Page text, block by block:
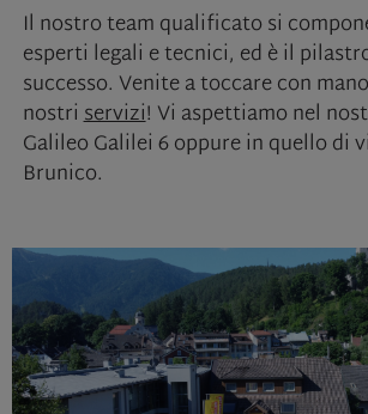
Il nostro team qualificato si
esperti legali e tecnici, ed è il
successo. Venite a toccare con
nostriservizi! Vi aspettiamo nel
Galileo Galilei 6 oppure in quello di
Brunico.